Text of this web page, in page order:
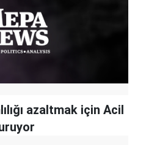
azaltmak için Acil